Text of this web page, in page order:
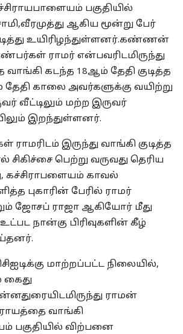
பகுதியில்
ஆகிய மூன்று பேர்
உயிரிழந்துள்ளனர்.கண்ணன்
ராமர் என்பவரிடமிருந்து
கடந்த 18ஆம் தேதி குடித்த
காலை அவர்களுக்கு வயிற்று
வீட்டிலும் மற்ற இருவர்
இறந்துள்ளனர்.
ராமரிடம் இருந்து வாங்கி குடித்த
சிகிச்சை பெற்று வருவது தெரிய
கச்சிராபளையம் காவல்
புகாரின் பேரில் ராமர்
ஜோசப் ராஜா ஆகியோர் மீது
நான்கு பிரிவுகளின் கீழ்
மாற்றப்பட்ட நிலையில்,
கைது
ராமன்
வாங்கி
பகுதியில் விற்பனை